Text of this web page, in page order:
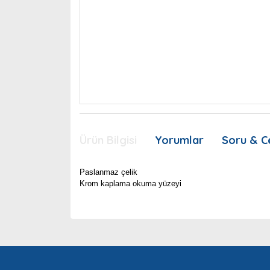
Yorumlar Soru &
Paslanmaz çelik
Krom kaplama okuma yüzeyi